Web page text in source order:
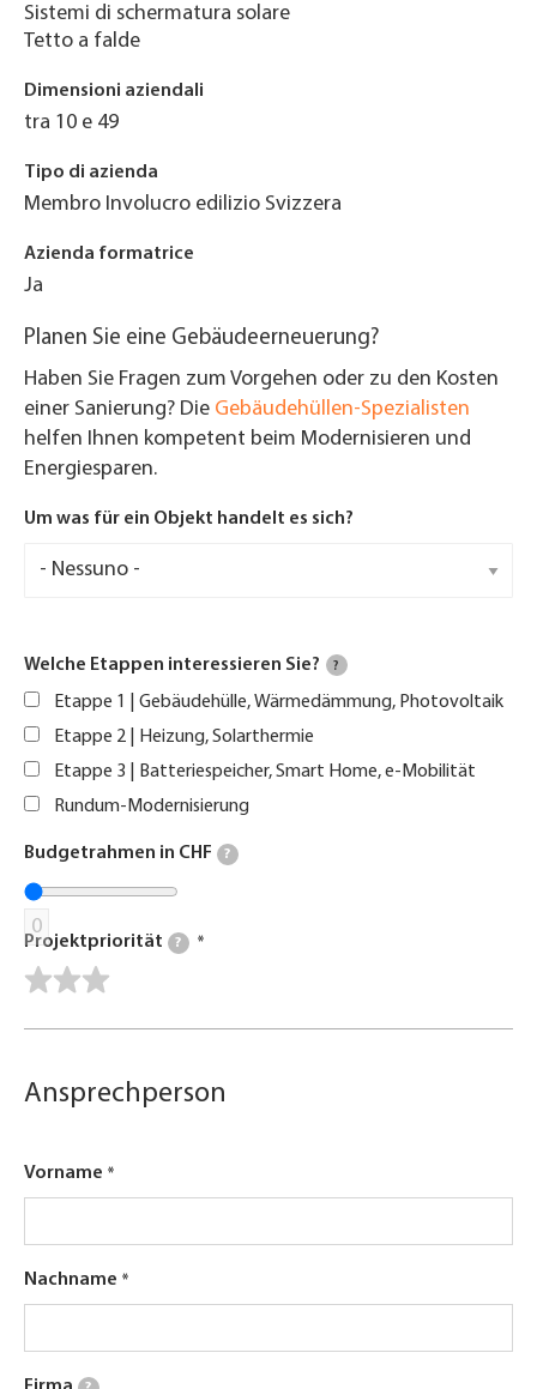
Sistemi di schermatura solare
Tetto a falde
Dimensioni aziendali
tra 10 e 49
Tipo di azienda
Membro Involucro edilizio Svizzera
Azienda formatrice
Ja
Planen Sie eine Gebäudeerneuerung?
Haben Sie Fragen zum Vorgehen oder zu den Kosten
einer Sanierung? Die Gebäudehüllen-Spezialisten
helfen Ihnen kompetent beim Modernisieren und
Energiesparen.
Um was für ein Objekt handelt es sich?
Welche Etappen interessieren Sie? ?
Etappe 1 | Gebäudehülle, Wärmedämmung, Photovoltaik
Etappe 2 | Heizung, Solarthermie
Etappe 3 | Batteriespeicher, Smart Home, e-Mobilität
Rundum-Modernisierung
Budgetrahmen in CHF ?
0
Projektpriorität ?
Ansprechperson
Vorname
Nachname